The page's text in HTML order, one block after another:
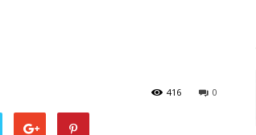
0
416